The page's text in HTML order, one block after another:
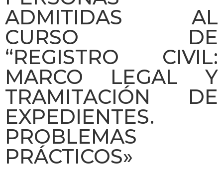
ADMITIDAS AL
CURSO DE
“REGISTRO CIVIL:
MARCO LEGAL Y
TRAMITACIÓN DE
EXPEDIENTES.
PROBLEMAS
PRÁCTICOS»